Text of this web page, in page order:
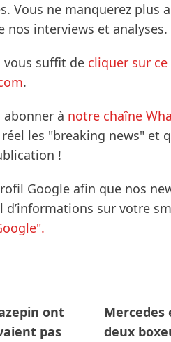
Vous ne manquerez plus
nos interviews et analyses.
vous suffit de cliquer sur
.
abonner à notre chaîne
les "breaking news" et
!
Google afin que nos
sur votre
ont
pas
Mercedes
deux